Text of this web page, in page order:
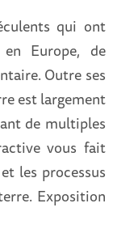
qui ont
Europe, de
Outre ses
est largement
de multiples
vous fait
les processus
Exposition